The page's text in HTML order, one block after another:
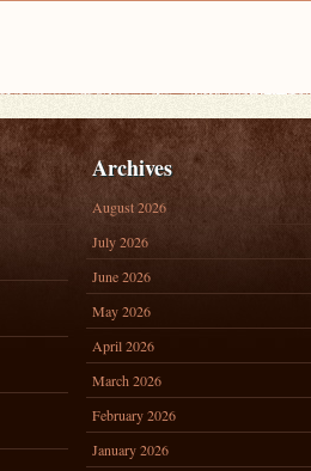
Archives
August 2026
July 2026
June 2026
May 2026
April 2026
March 2026
February 2026
January 2026